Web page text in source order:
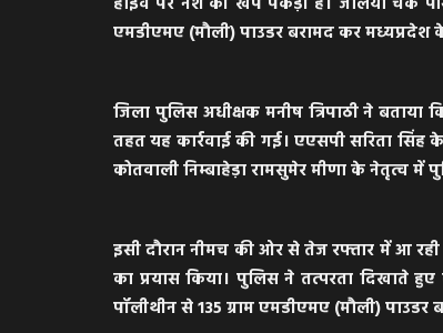
एमडीएमए (मौली) पाउडर बरामद कर मध्यप्रदेश
जिला पुलिस अधीक्षक मनीष त्रिपाठी ने
तहत यह कार्रवाई की गई। एएसपी सरिता सिंह
कोतवाली निम्बाहेड़ा रामसुमेर मीणा के नेतृत्व में
इसी दौरान नीमच की ओर से तेज रफ्तार में आ
का प्रयास किया। पुलिस ने तत्परता दिखाते
पॉलीथीन से 135 ग्राम एमडीएमए (मौली) पाउडर